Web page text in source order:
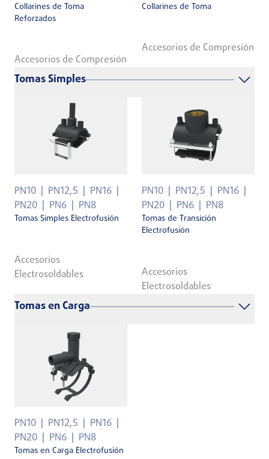
Collarines de Toma
Reforzados
Accesorios de Compresión
Collarines de Toma
Accesorios de Compresión
Tomas Simples
PN10 PN12,5
PN16
PN20
PN6 PN8
Tomas Simples Electrofusión
Accesorios
Electrosoldables
PN10 PN12,5
PN16
PN20
PN6 PN8
Tomas de Transición
Electrofusión
Accesorios
Electrosoldables
Tomas en Carga
PN10 PN12,5
PN16
PN20
PN6 PN8
Tomas en Carga Electrofusión